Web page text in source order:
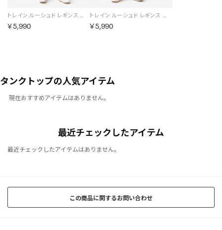
トレイン ルーシュド レギンス / CORE FITNESS TRAINING RUCHED LEGGING （ブラック）
￥5,990
トレイン ルーシュド レギンス / CORE FITNESS TRAINING RUCHED LEGGING （ピンク）
￥5,990
タンクトップの人気アイテム
現在おすすめアイテムはありません。
最近チェックしたアイテム
最近チェックしたアイテムはありません。
この商品に関するお問い合わせ